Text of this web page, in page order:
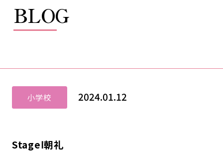
BLOG
小学校 2024.01.12
StageⅠ朝礼